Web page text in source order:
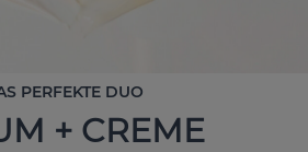
PERFEKTE DUO
+ CREME